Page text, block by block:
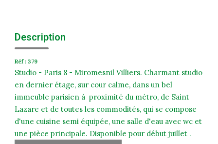
Extranet Syndic Et Gestion Locative
Description
Réf : 379
Studio - Paris 8 - Miromesnil Villiers. Charmant studio
en dernier étage, sur cour calme, dans un bel
immeuble parisien à proximité du métro, de Saint
Lazare et de toutes les commodités, qui se compose
d'une cuisine semi équipée, une salle d'eau avec wc et
une pièce principale. Disponible pour début juillet .